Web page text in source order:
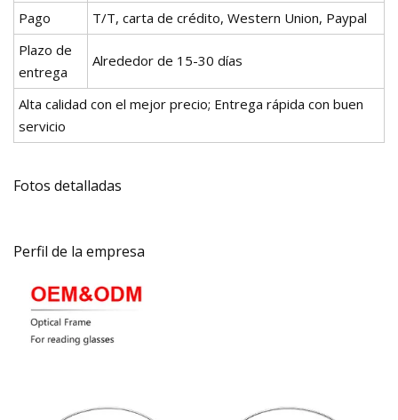
Pago
T/T, carta de crédito, Western Union, Paypal
Plazo de
entrega
Alrededor de 15-30 días
Alta calidad con el mejor precio; Entrega rápida con buen
servicio
Fotos detalladas
Perfil de la empresa